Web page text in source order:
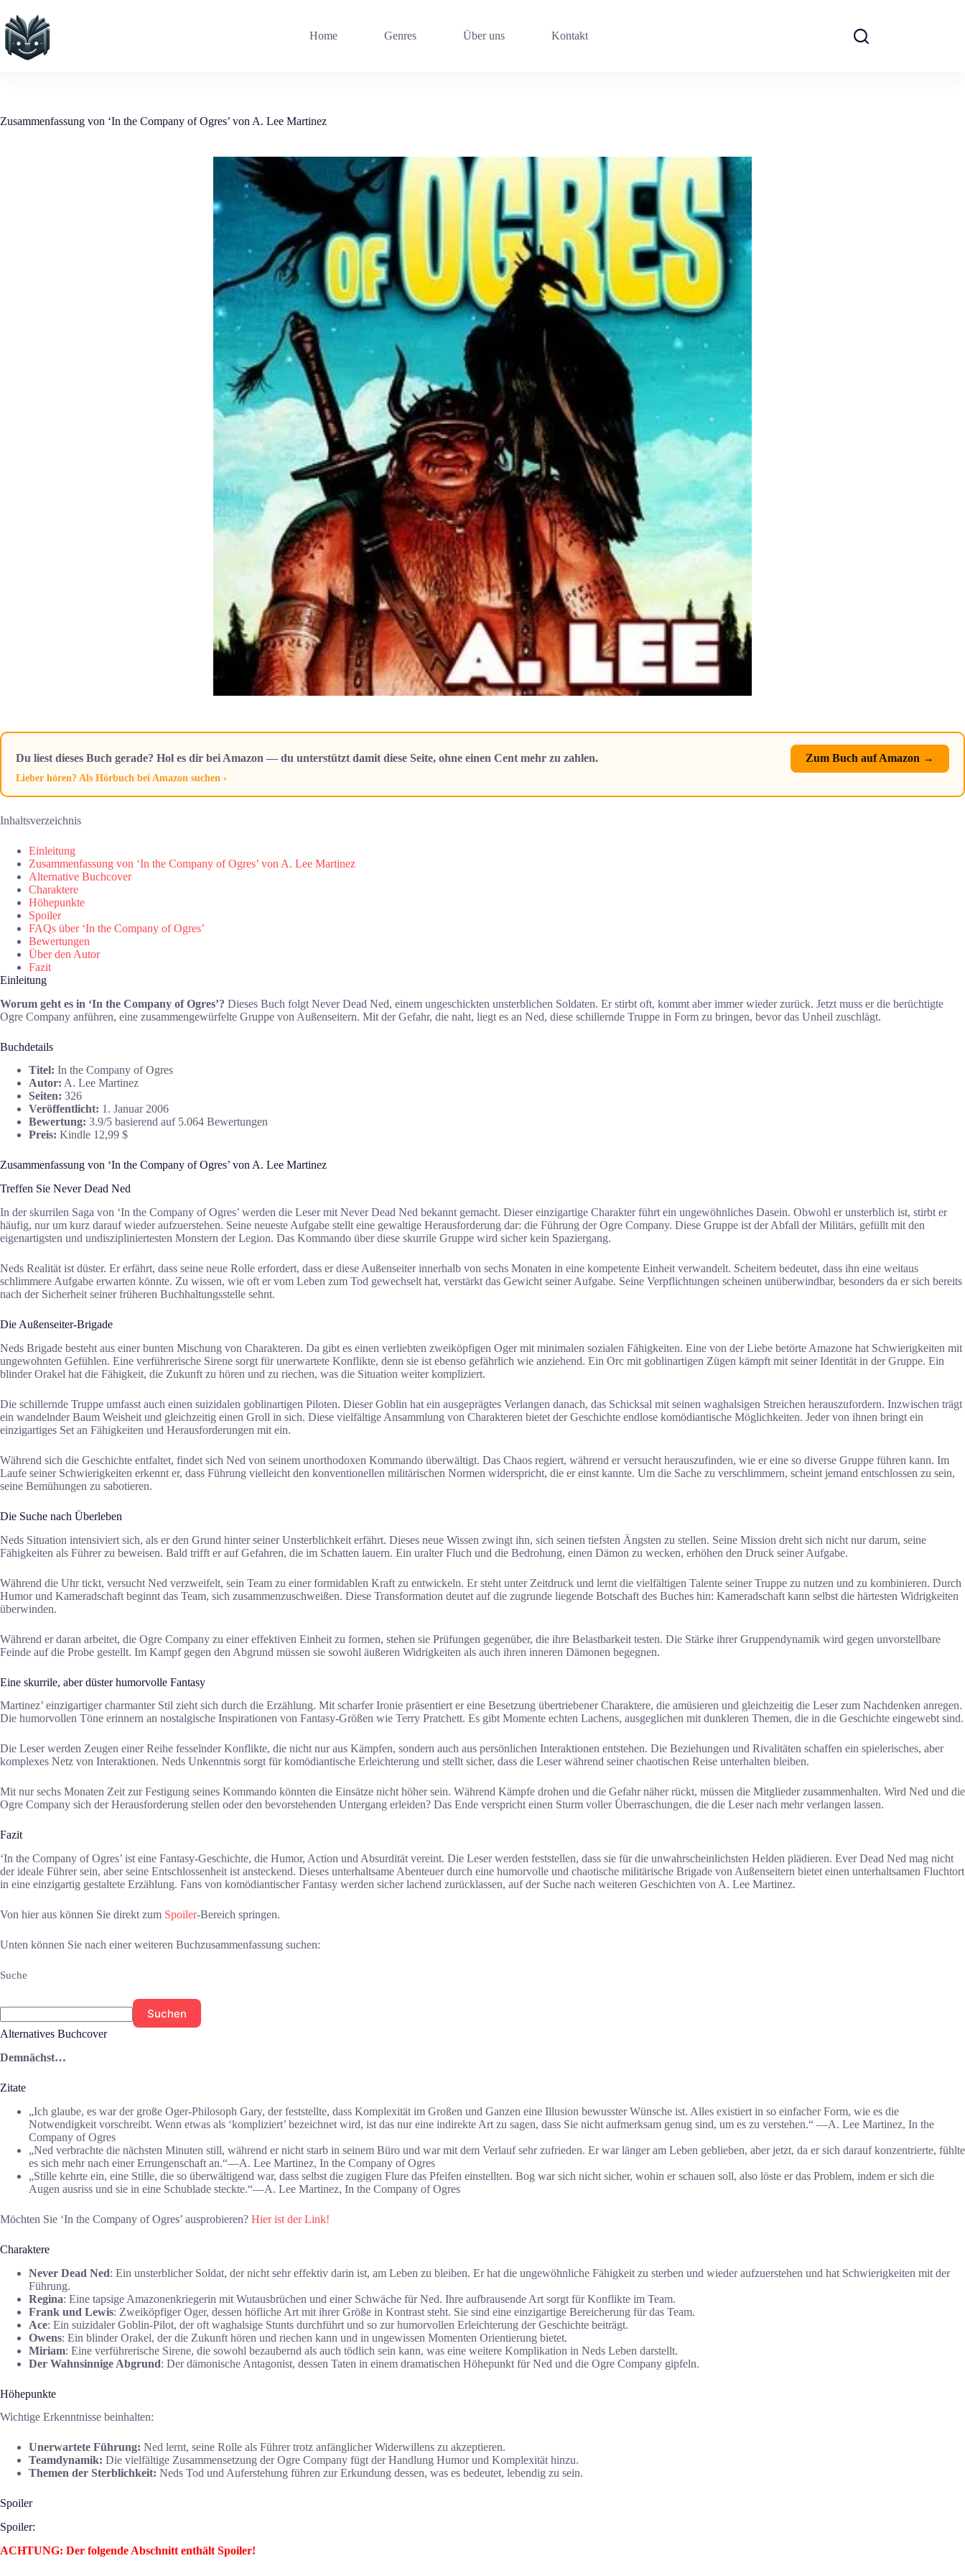
Inhalt
springen
Home Genres Über uns Kontakt
Zusammenfassung von ‘In the Company of Ogres’ von A. Lee Martinez
Du liest dieses Buch gerade? Hol es dir bei Amazon — du unterstützt damit diese Seite, ohne einen Cent mehr zu zahlen. Zum Buch auf Amazon →
Lieber hören? Als Hörbuch bei Amazon suchen ›
Inhaltsverzeichnis
Einleitung
Zusammenfassung von ‘In the Company of Ogres’ von A. Lee Martinez
Alternative Buchcover
Charaktere
Höhepunkte
Spoiler
FAQs über ‘In the Company of Ogres’
Bewertungen
Über den Autor
Fazit
Einleitung
Worum geht es in ‘In the Company of Ogres’? Dieses Buch folgt Never Dead Ned, einem ungeschickten unsterblichen Soldaten. Er stirbt oft, kommt aber immer wieder zurück. Jetzt muss er die berüchtigte
Ogre Company anführen, eine zusammengewürfelte Gruppe von Außenseitern. Mit der Gefahr, die naht, liegt es an Ned, diese schillernde Truppe in Form zu bringen, bevor das Unheil zuschlägt.
Buchdetails
Titel: In the Company of Ogres
Autor: A. Lee Martinez
Seiten: 326
Veröffentlicht: 1. Januar 2006
Bewertung: 3.9/5 basierend auf 5.064 Bewertungen
Preis: Kindle 12,99 $
Zusammenfassung von ‘In the Company of Ogres’ von A. Lee Martinez
Treffen Sie Never Dead Ned
In der skurrilen Saga von ‘In the Company of Ogres’ werden die Leser mit Never Dead Ned bekannt gemacht. Dieser einzigartige Charakter führt ein ungewöhnliches Dasein. Obwohl er unsterblich ist, stirbt er
häufig, nur um kurz darauf wieder aufzuerstehen. Seine neueste Aufgabe stellt eine gewaltige Herausforderung dar: die Führung der Ogre Company. Diese Gruppe ist der Abfall der Militärs, gefüllt mit den
eigenartigsten und undiszipliniertesten Monstern der Legion. Das Kommando über diese skurrile Gruppe wird sicher kein Spaziergang.
Neds Realität ist düster. Er erfährt, dass seine neue Rolle erfordert, dass er diese Außenseiter innerhalb von sechs Monaten in eine kompetente Einheit verwandelt. Scheitern bedeutet, dass ihn eine weitaus
schlimmere Aufgabe erwarten könnte. Zu wissen, wie oft er vom Leben zum Tod gewechselt hat, verstärkt das Gewicht seiner Aufgabe. Seine Verpflichtungen scheinen unüberwindbar, besonders da er sich bereits
nach der Sicherheit seiner früheren Buchhaltungsstelle sehnt.
Die Außenseiter-Brigade
Neds Brigade besteht aus einer bunten Mischung von Charakteren. Da gibt es einen verliebten zweiköpfigen Oger mit minimalen sozialen Fähigkeiten. Eine von der Liebe betörte Amazone hat Schwierigkeiten mit
ungewohnten Gefühlen. Eine verführerische Sirene sorgt für unerwartete Konflikte, denn sie ist ebenso gefährlich wie anziehend. Ein Orc mit goblinartigen Zügen kämpft mit seiner Identität in der Gruppe. Ein
blinder Orakel hat die Fähigkeit, die Zukunft zu hören und zu riechen, was die Situation weiter kompliziert.
Die schillernde Truppe umfasst auch einen suizidalen goblinartigen Piloten. Dieser Goblin hat ein ausgeprägtes Verlangen danach, das Schicksal mit seinen waghalsigen Streichen herauszufordern. Inzwischen trägt
ein wandelnder Baum Weisheit und gleichzeitig einen Groll in sich. Diese vielfältige Ansammlung von Charakteren bietet der Geschichte endlose komödiantische Möglichkeiten. Jeder von ihnen bringt ein
einzigartiges Set an Fähigkeiten und Herausforderungen mit ein.
Während sich die Geschichte entfaltet, findet sich Ned von seinem unorthodoxen Kommando überwältigt. Das Chaos regiert, während er versucht herauszufinden, wie er eine so diverse Gruppe führen kann. Im
Laufe seiner Schwierigkeiten erkennt er, dass Führung vielleicht den konventionellen militärischen Normen widerspricht, die er einst kannte. Um die Sache zu verschlimmern, scheint jemand entschlossen zu sein,
seine Bemühungen zu sabotieren.
Die Suche nach Überleben
Neds Situation intensiviert sich, als er den Grund hinter seiner Unsterblichkeit erfährt. Dieses neue Wissen zwingt ihn, sich seinen tiefsten Ängsten zu stellen. Seine Mission dreht sich nicht nur darum, seine
Fähigkeiten als Führer zu beweisen. Bald trifft er auf Gefahren, die im Schatten lauern. Ein uralter Fluch und die Bedrohung, einen Dämon zu wecken, erhöhen den Druck seiner Aufgabe.
Während die Uhr tickt, versucht Ned verzweifelt, sein Team zu einer formidablen Kraft zu entwickeln. Er steht unter Zeitdruck und lernt die vielfältigen Talente seiner Truppe zu nutzen und zu kombinieren. Durch
Humor und Kameradschaft beginnt das Team, sich zusammenzuschweißen. Diese Transformation deutet auf die zugrunde liegende Botschaft des Buches hin: Kameradschaft kann selbst die härtesten Widrigkeiten
überwinden.
Während er daran arbeitet, die Ogre Company zu einer effektiven Einheit zu formen, stehen sie Prüfungen gegenüber, die ihre Belastbarkeit testen. Die Stärke ihrer Gruppendynamik wird gegen unvorstellbare
Feinde auf die Probe gestellt. Im Kampf gegen den Abgrund müssen sie sowohl äußeren Widrigkeiten als auch ihren inneren Dämonen begegnen.
Eine skurrile, aber düster humorvolle Fantasy
Martinez’ einzigartiger charmanter Stil zieht sich durch die Erzählung. Mit scharfer Ironie präsentiert er eine Besetzung übertriebener Charaktere, die amüsieren und gleichzeitig die Leser zum Nachdenken anregen.
Die humorvollen Töne erinnern an nostalgische Inspirationen von Fantasy-Größen wie Terry Pratchett. Es gibt Momente echten Lachens, ausgeglichen mit dunkleren Themen, die in die Geschichte eingewebt sind.
Die Leser werden Zeugen einer Reihe fesselnder Konflikte, die nicht nur aus Kämpfen, sondern auch aus persönlichen Interaktionen entstehen. Die Beziehungen und Rivalitäten schaffen ein spielerisches, aber
komplexes Netz von Interaktionen. Neds Unkenntnis sorgt für komödiantische Erleichterung und stellt sicher, dass die Leser während seiner chaotischen Reise unterhalten bleiben.
Mit nur sechs Monaten Zeit zur Festigung seines Kommando könnten die Einsätze nicht höher sein. Während Kämpfe drohen und die Gefahr näher rückt, müssen die Mitglieder zusammenhalten. Wird Ned und die
Ogre Company sich der Herausforderung stellen oder den bevorstehenden Untergang erleiden? Das Ende verspricht einen Sturm voller Überraschungen, die die Leser nach mehr verlangen lassen.
Fazit
‘In the Company of Ogres’ ist eine Fantasy-Geschichte, die Humor, Action und Absurdität vereint. Die Leser werden feststellen, dass sie für die unwahrscheinlichsten Helden plädieren. Ever Dead Ned mag nicht
der ideale Führer sein, aber seine Entschlossenheit ist ansteckend. Dieses unterhaltsame Abenteuer durch eine humorvolle und chaotische militärische Brigade von Außenseitern bietet einen unterhaltsamen Fluchtort
in eine einzigartig gestaltete Erzählung. Fans von komödiantischer Fantasy werden sicher lachend zurücklassen, auf der Suche nach weiteren Geschichten von A. Lee Martinez.
Von hier aus können Sie direkt zum Spoiler-Bereich springen.
Unten können Sie nach einer weiteren Buchzusammenfassung suchen:
Suche
Suchen
Alternatives Buchcover
Demnächst…
Zitate
„Ich glaube, es war der große Oger-Philosoph Gary, der feststellte, dass Komplexität im Großen und Ganzen eine Illusion bewusster Wünsche ist. Alles existiert in so einfacher Form, wie es die
Notwendigkeit vorschreibt. Wenn etwas als ‘kompliziert’ bezeichnet wird, ist das nur eine indirekte Art zu sagen, dass Sie nicht aufmerksam genug sind, um es zu verstehen.“ ―A. Lee Martinez, In the
Company of Ogres
„Ned verbrachte die nächsten Minuten still, während er nicht starb in seinem Büro und war mit dem Verlauf sehr zufrieden. Er war länger am Leben geblieben, aber jetzt, da er sich darauf konzentrierte, fühlte
es sich mehr nach einer Errungenschaft an.“―A. Lee Martinez, In the Company of Ogres
„Stille kehrte ein, eine Stille, die so überwältigend war, dass selbst die zugigen Flure das Pfeifen einstellten. Bog war sich nicht sicher, wohin er schauen soll, also löste er das Problem, indem er sich die
Augen ausriss und sie in eine Schublade steckte.“―A. Lee Martinez, In the Company of Ogres
Möchten Sie ‘In the Company of Ogres’ ausprobieren? Hier ist der Link!
Charaktere
Never Dead Ned: Ein unsterblicher Soldat, der nicht sehr effektiv darin ist, am Leben zu bleiben. Er hat die ungewöhnliche Fähigkeit zu sterben und wieder aufzuerstehen und hat Schwierigkeiten mit der
Führung.
Regina: Eine tapsige Amazonenkriegerin mit Wutausbrüchen und einer Schwäche für Ned. Ihre aufbrausende Art sorgt für Konflikte im Team.
Frank und Lewis: Zweiköpfiger Oger, dessen höfliche Art mit ihrer Größe in Kontrast steht. Sie sind eine einzigartige Bereicherung für das Team.
Ace: Ein suizidaler Goblin-Pilot, der oft waghalsige Stunts durchführt und so zur humorvollen Erleichterung der Geschichte beiträgt.
Owens: Ein blinder Orakel, der die Zukunft hören und riechen kann und in ungewissen Momenten Orientierung bietet.
Miriam: Eine verführerische Sirene, die sowohl bezaubernd als auch tödlich sein kann, was eine weitere Komplikation in Neds Leben darstellt.
Der Wahnsinnige Abgrund: Der dämonische Antagonist, dessen Taten in einem dramatischen Höhepunkt für Ned und die Ogre Company gipfeln.
Höhepunkte
Wichtige Erkenntnisse beinhalten:
Unerwartete Führung: Ned lernt, seine Rolle als Führer trotz anfänglicher Widerwillens zu akzeptieren.
Teamdynamik: Die vielfältige Zusammensetzung der Ogre Company fügt der Handlung Humor und Komplexität hinzu.
Themen der Sterblichkeit: Neds Tod und Auferstehung führen zur Erkundung dessen, was es bedeutet, lebendig zu sein.
Spoiler
Spoiler:
ACHTUNG: Der folgende Abschnitt enthält Spoiler!